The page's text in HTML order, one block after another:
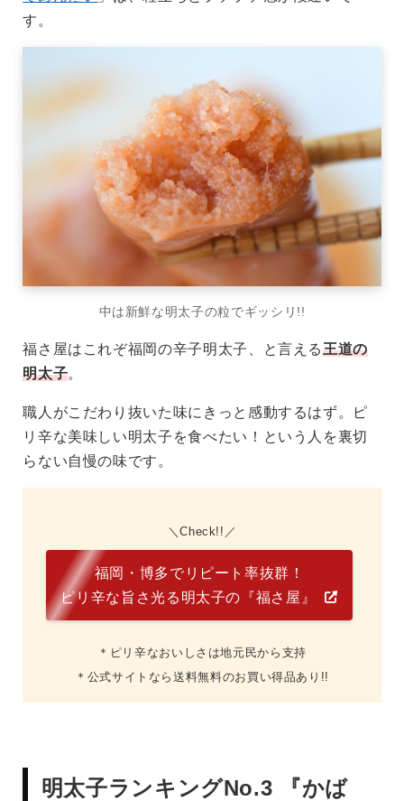
す。
中は新鮮な明太子の粒でギッシリ!!
福さ屋はこれぞ福岡の辛子明太子、と言える王道の
明太子。
職人がこだわり抜いた味にきっと感動するはず。ピ
リ辛な美味しい明太子を食べたい！という人を裏切
らない自慢の味です。
Check!!
福岡・博多でリピート率抜群！
ピリ辛な旨さ光る明太子の『福さ屋』
＊ピリ辛なおいしさは地元民から支持
＊公式サイトなら送料無料のお買い得品あり!!
明太子ランキングNo.3 『かば